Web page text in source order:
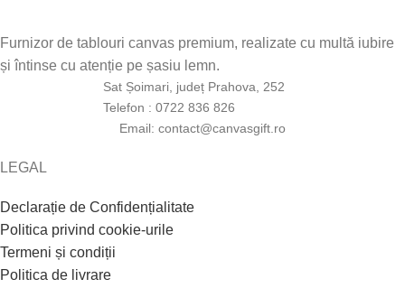
Furnizor de tablouri canvas premium, realizate cu multă iubire
și întinse cu atenție pe șasiu lemn.
Sat Șoimari, județ Prahova, 252
Telefon : 0722 836 826
Email: contact@canvasgift.ro
LEGAL
Declarație de Confidențialitate
Politica privind cookie-urile
Termeni și condiții
Politica de livrare